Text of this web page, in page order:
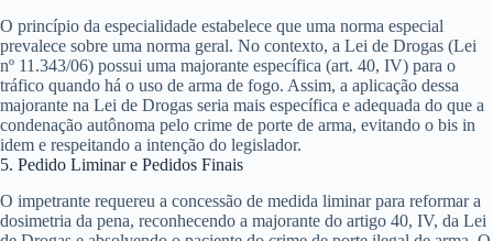
O princípio da especialidade estabelece que uma norma especial
prevalece sobre uma norma geral. No contexto, a Lei de Drogas (Lei
nº 11.343/06) possui uma majorante específica (art. 40, IV) para o
tráfico quando há o uso de arma de fogo. Assim, a aplicação dessa
majorante na Lei de Drogas seria mais específica e adequada do que a
condenação autônoma pelo crime de porte de arma, evitando o bis in
idem e respeitando a intenção do legislador.
5. Pedido Liminar e Pedidos Finais
O impetrante requereu a concessão de medida liminar para reformar a
dosimetria da pena, reconhecendo a majorante do artigo 40, IV, da Lei